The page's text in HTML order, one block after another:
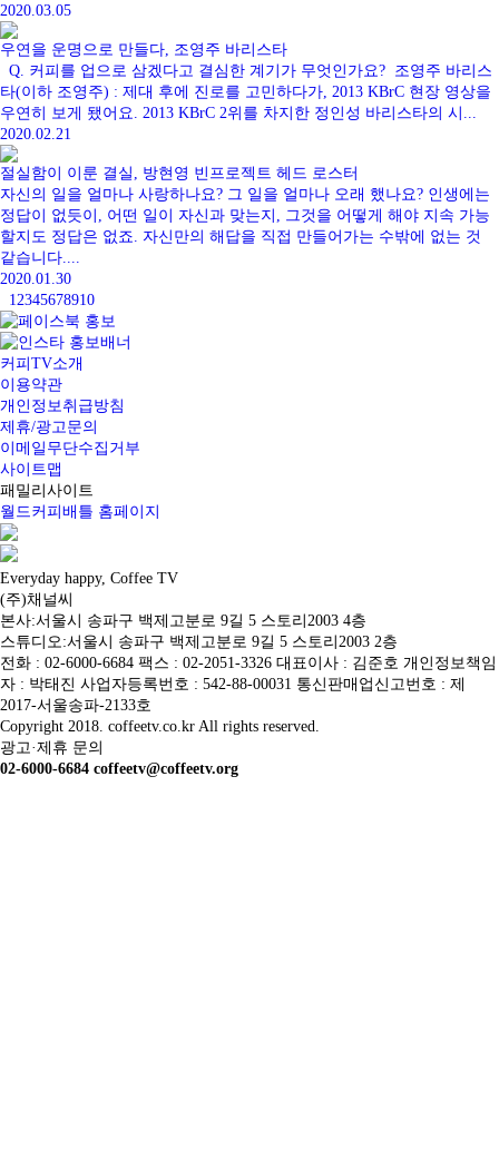
2020.03.05
우연을 운명으로 만들다, 조영주 바리스타
Q. 커피를 업으로 삼겠다고 결심한 계기가 무엇인가요? 조영주 바리스
타(이하 조영주) : 제대 후에 진로를 고민하다가, 2013 KBrC 현장 영상을
우연히 보게 됐어요. 2013 KBrC 2위를 차지한 정인성 바리스타의 시...
2020.02.21
절실함이 이룬 결실, 방현영 빈프로젝트 헤드 로스터
자신의 일을 얼마나 사랑하나요? 그 일을 얼마나 오래 했나요? 인생에는
정답이 없듯이, 어떤 일이 자신과 맞는지, 그것을 어떻게 해야 지속 가능
할지도 정답은 없죠. 자신만의 해답을 직접 만들어가는 수밖에 없는 것
같습니다....
2020.01.30
1 2345678910
커피TV소개
이용약관
개인정보취급방침
제휴/광고문의
이메일무단수집거부
사이트맵
패밀리사이트
월드커피배틀 홈페이지
Everyday happy, Coffee TV
(주)채널씨
본사:서울시 송파구 백제고분로 9길 5 스토리2003 4층
스튜디오:서울시 송파구 백제고분로 9길 5 스토리2003 2층
전화 : 02-6000-6684 팩스 : 02-2051-3326 대표이사 : 김준호 개인정보책임
자 : 박태진 사업자등록번호 : 542-88-00031 통신판매업신고번호 : 제
2017-서울송파-2133호
Copyright 2018. coffeetv.co.kr All rights reserved.
광고·제휴 문의
02-6000-6684 coffeetv@coffeetv.org